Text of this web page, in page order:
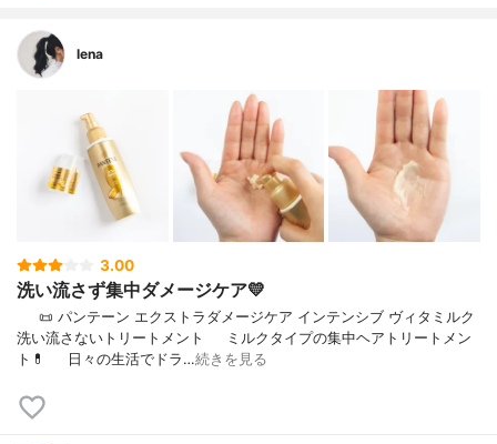
lena
3.00
洗い流さず集中ダメージケア💛
⠀⠀📜 パンテーン エクストラダメージケア インテンシブ ヴィタミルク
洗い流さないトリートメント⠀⠀ミルクタイプの集中ヘアトリートメン
ト💊⠀⠀日々の生活でドラ…続きを見る